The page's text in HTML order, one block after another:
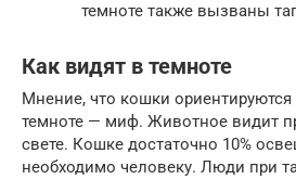
темноте также вызваны
Как видят в темноте
Мнение, что кошки
темноте — миф. Животное видит
свете. Кошке достаточно 10%
необходимо человеку. Люди при